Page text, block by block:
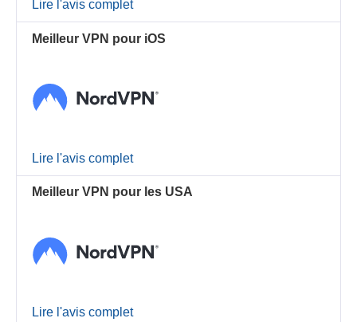
Lire l'avis complet
Meilleur VPN pour iOS
Lire l'avis complet
Meilleur VPN pour les USA
Lire l'avis complet